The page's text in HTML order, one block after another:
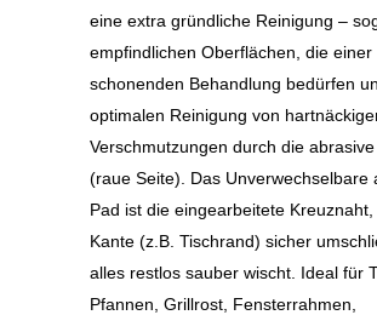
eine extra gründliche Reinigung –
empfindlichen Oberflächen, die einer
schonenden Behandlung bedürfen
optimalen Reinigung von
Verschmutzungen durch die
(raue Seite). Das Unverwechselbare
Pad ist die eingearbeitete
Kante (z.B. Tischrand) sicher
alles restlos sauber wischt. Ideal für
Pfannen, Grillrost, Fensterrahmen,